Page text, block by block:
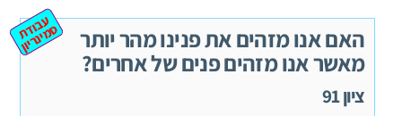
האם אנו מזהים את פנינו מהר יותר
מאשר אנו מזהים פנים של אחרים?
ציון 91
ע
ב
וד
ת
ס
מ
ינ
ר
יון